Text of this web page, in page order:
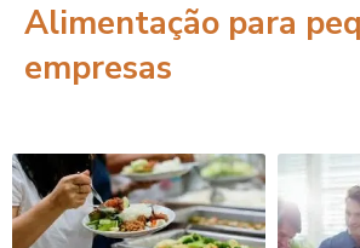
Alimentação para
empresas